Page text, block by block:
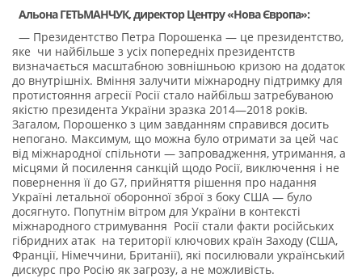
Альона ГЕТЬМАНЧУК, директор Центру «Нова Європа»:
— Президентство Петра Порошенка — це президентство,
яке чи найбільше з усіх попередніх президентств
визначається масштабною зовнішньою кризою на додаток
до внутрішніх. Вміння залучити міжнародну підтримку для
протистояння агресії Росії стало найбільш затребуваною
якістю президента України зразка 2014—2018 років.
Загалом, Порошенко з цим завданням справився досить
непогано. Максимум, що можна було отримати за цей час
від міжнародної спільноти — запровадження, утримання, а
місцями й посилення санкцій щодо Росії, виключення і не
повернення її до G7, прийняття рішення про надання
Україні летальної оборонної зброї з боку США — було
досягнуто. Попутнім вітром для України в контексті
міжнародного стримування Росії стали факти російських
гібридних атак на території ключових країн Заходу (США,
Франції, Німеччини, Британії), які посилювали український
дискурс про Росію як загрозу, а не можливість.